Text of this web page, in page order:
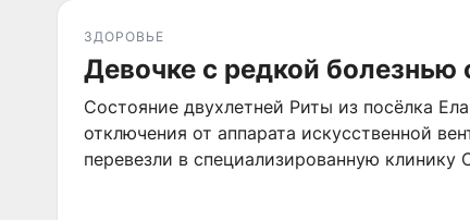
ЗДОРОВЬЕ
Девочке с редкой
Состояние двухлетней Риты из посёлка
отключения от аппарата искусственной
перевезли в специализированную клинику